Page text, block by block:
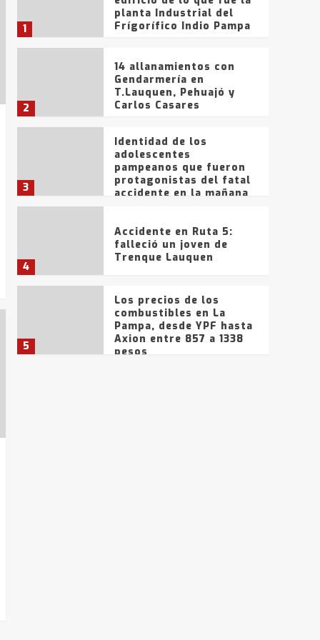
1
planta Industrial del
Frígorífico Indio Pampa
2
14 allanamientos con
Gendarmería en
T.Lauquen, Pehuajó y
Carlos Casares
3
Identidad de los
adolescentes
pampeanos que fueron
protagonistas del fatal
accidente en la mañana
4
Accidente en Ruta 5:
falleció un joven de
Trenque Lauquen
5
Los precios de los
combustibles en La
Pampa, desde YPF hasta
Axion entre 857 a 1338
pesos